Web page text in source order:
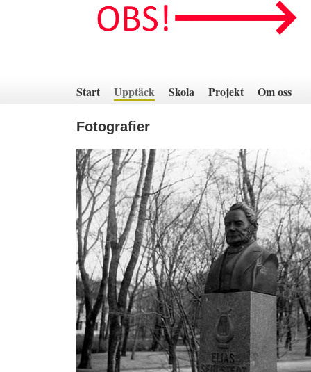
innehåll
Start Upptäck Skola Projekt Om oss
Fotografier